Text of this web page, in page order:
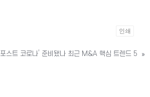
인쇄
포스트 코로나’ 준비됐나 최근 M&A 핵심 트렌드 5 »